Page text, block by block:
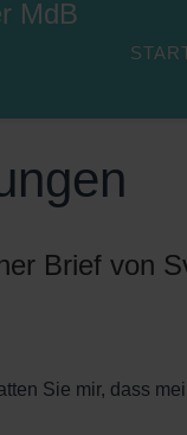
Brief von
Sie mir, dass